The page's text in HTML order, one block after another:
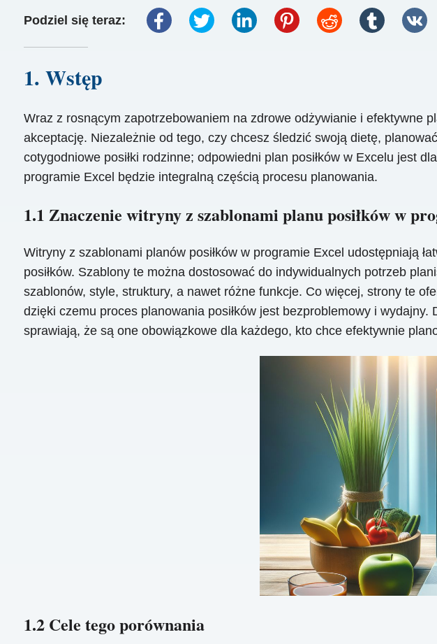
Podziel się teraz:
1. Wstęp
Wraz z rosnącym zapotrzebowaniem na zdrowe odżywianie i efektywne
akceptację. Niezależnie od tego, czy chcesz śledzić swoją dietę,
cotygodniowe posiłki rodzinne; odpowiedni plan posiłków w Excelu jest
programie Excel będzie integralną częścią procesu planowania.
1.1 Znaczenie witryny z szablonami planu posiłków w
Witryny z szablonami planów posiłków w programie Excel udostępniają
posiłków. Szablony te można dostosować do indywidualnych potrzeb
szablonów, style, struktury, a nawet różne funkcje. Co więcej, strony te
dzięki czemu proces planowania posiłków jest bezproblemowy i
sprawiają, że są one obowiązkowe dla każdego, kto chce efektywnie
1.2 Cele tego porównania